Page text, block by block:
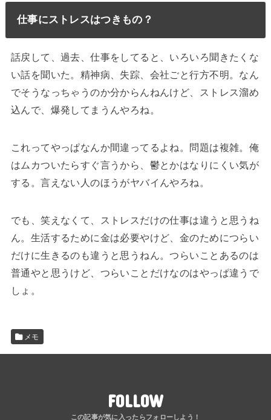
仕事にストレスはつきもの？
話戻して、過去、仕事をしてると、いろいろ聞きたくな
い話を聞いた。精神病、失踪、会社ごと行方不明。なん
でそうなっちゃうのか分からんねんけど、ストレス溜め
込んで、爆発してまうんやろね。
これってやっぱなんか間違ってるよね。問題は複雑。俺
はムカついたらすぐ言うから、鬱とかはなりにくい気が
する。言えない人のほうがヤバイんやろね。
でも、笑えなくて、ストレスだけの仕事は違うと思うね
ん。生活するために金は必要やけど、金のためにつらい
だけに生きるのも違うと思うねん。つらいことあるのは
普通やと思うけど、つらいことだけなのはやっぱ違うで
しょ。
メモ
FOLLOW